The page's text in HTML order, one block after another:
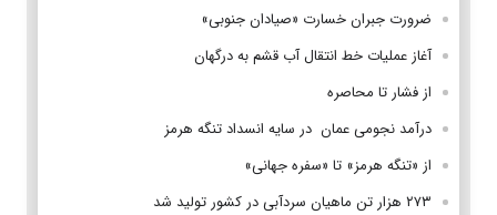
ضرورت جبران خسارت «صیادان جنوبی»
آغاز عملیات خط انتقال آب قشم به درگهان
از فشار تا محاصره
درآمد نجومی عمان در سایه انسداد تنگه هرمز
از «تنگه هرمز» تا «سفره جهانی»
۲۷۳ هزار تن ماهیان سردآبی در کشور تولید شد